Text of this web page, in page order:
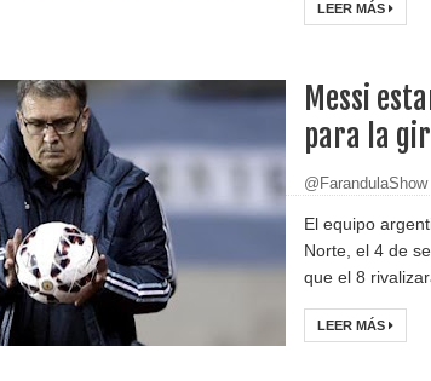
LEER MÁS
Messi
para la
@FarandulaShow
El equipo
Norte, el 4 de
que el 8
LEER MÁS